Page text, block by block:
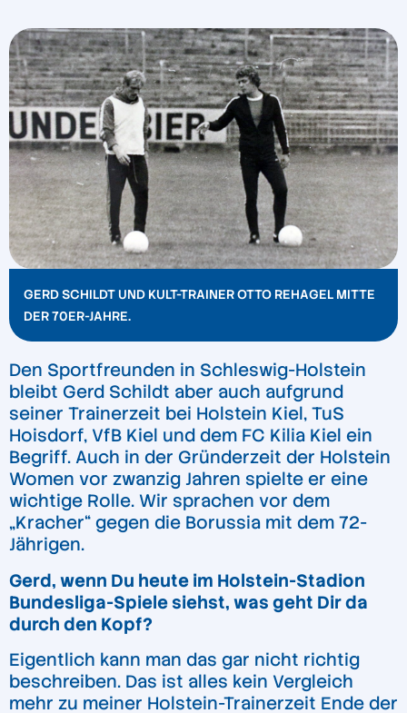
GERD SCHILDT UND KULT-TRAINER OTTO REHAGEL MITTE
DER 70ER-JAHRE.
Den Sportfreunden in Schleswig-Holstein
bleibt Gerd Schildt aber auch aufgrund
seiner Trainerzeit bei Holstein Kiel, TuS
Hoisdorf, VfB Kiel und dem FC Kilia Kiel ein
Begriff. Auch in der Gründerzeit der Holstein
Women vor zwanzig Jahren spielte er eine
wichtige Rolle. Wir sprachen vor dem
„Kracher“ gegen die Borussia mit dem 72-
Jährigen.
Gerd, wenn Du heute im Holstein-Stadion
Bundesliga-Spiele siehst, was geht Dir da
durch den Kopf?
Eigentlich kann man das gar nicht richtig
beschreiben. Das ist alles kein Vergleich
mehr zu meiner Holstein-Trainerzeit Ende der